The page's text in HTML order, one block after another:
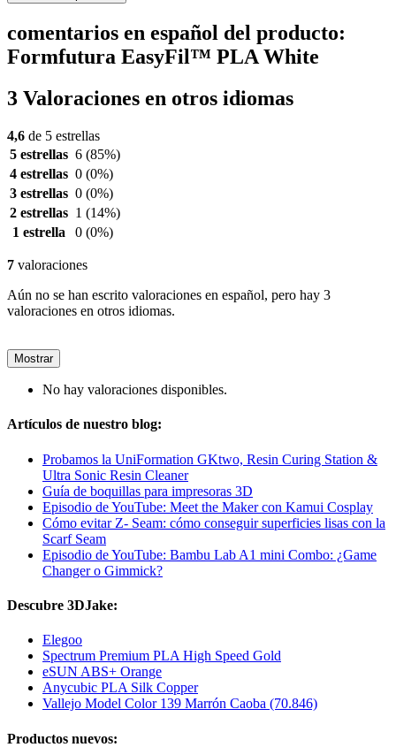
comentarios en español del producto:
Formfutura EasyFil™ PLA White
3 Valoraciones en otros idiomas
4,6 de 5 estrellas
5 estrellas 6 (85%)
4 estrellas 0 (0%)
3 estrellas 0 (0%)
2 estrellas 1 (14%)
1 estrella
0 (0%)
7 valoraciones
Aún no se han escrito valoraciones en español, pero hay 3
valoraciones en otros idiomas.
Mostrar
No hay valoraciones disponibles.
Artículos de nuestro blog:
Probamos la UniFormation GKtwo, Resin Curing Station &
Ultra Sonic Resin Cleaner
Guía de boquillas para impresoras 3D
Episodio de YouTube: Meet the Maker con Kamui Cosplay
Cómo evitar Z- Seam: cómo conseguir superficies lisas con la
Scarf Seam
Episodio de YouTube: Bambu Lab A1 mini Combo: ¿Game
Changer o Gimmick?
Descubre 3DJake:
Elegoo
Spectrum Premium PLA High Speed Gold
eSUN ABS+ Orange
Anycubic PLA Silk Copper
Vallejo Model Color 139 Marrón Caoba (70.846)
Productos nuevos: